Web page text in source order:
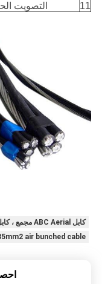
11 التصويت
كابل ABC Aerial مجمع ، كابل هوائي 35 مم 2 ، كابل هوائي مجمع 35 مم 2
air bunched cable